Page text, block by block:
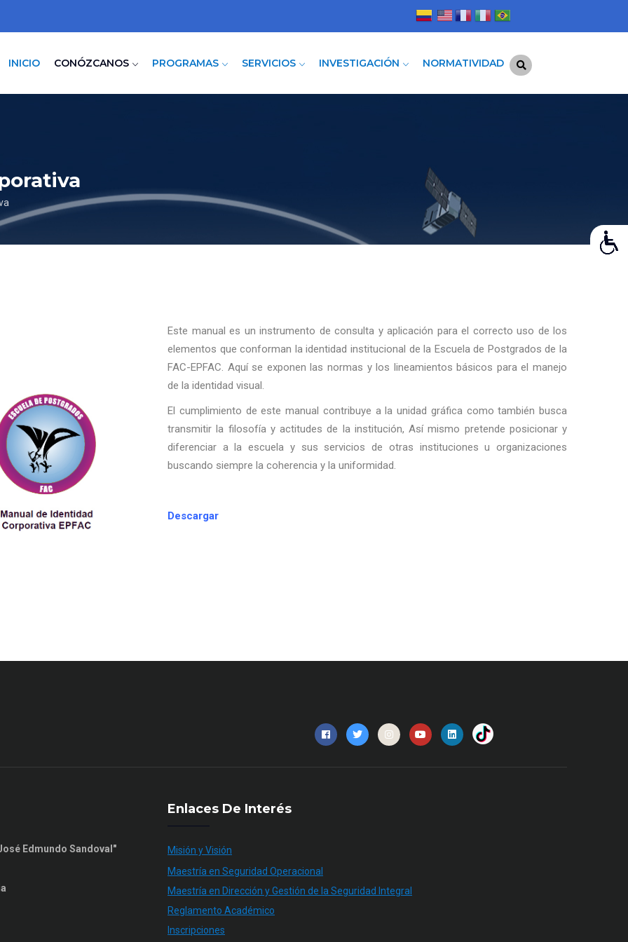
INICIO CONÓZCANOS PROGRAMAS SERVICIOS INVESTIGACIÓN NORMATIVIDAD
Este manual es un instrumento de consulta y aplicación para el correcto uso de los
elementos que conforman la identidad institucional de la Escuela de Postgrados de la
FAC-EPFAC. Aquí se exponen las normas y los lineamientos básicos para el manejo
de la identidad visual.
El cumplimiento de este manual contribuye a la unidad gráfica como también busca
transmitir la filosofía y actitudes de la institución, Así mismo pretende posicionar y
diferenciar a la escuela y sus servicios de otras instituciones u organizaciones
buscando siempre la coherencia y la uniformidad.
Descargar
Edmundo Sandoval"
Enlaces De Interés
Misión y Visión
Maestría en Seguridad Operacional
Maestría en Dirección y Gestión de la Seguridad Integral
Reglamento Académico
Inscripciones